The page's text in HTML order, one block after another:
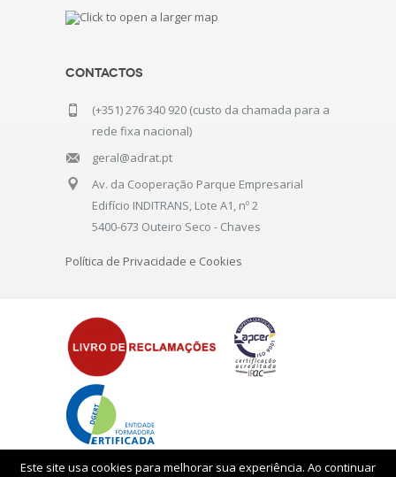
Contactos
(+351) 276 340 920 (custo da chamada para a
rede fixa nacional)
geral@adrat.pt
Av. da Cooperação Parque Empresarial
Edifício INDITRANS, Lote A1, nº 2
5400-673 Outeiro Seco - Chaves
Política de Privacidade e Cookies
Este site usa cookies para melhorar sua experiência. Ao continuar